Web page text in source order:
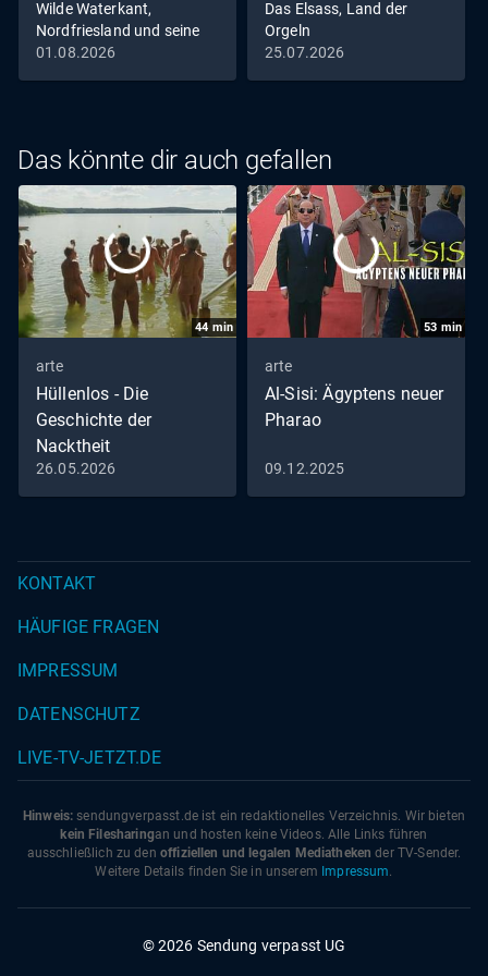
lassen wollen. Wird es der Experte schaffen, das fragile
Kleinod wieder funktionsfähig zu machen?
Wilde Waterkant,
Nordfriesland und seine
Gänse
01.08.2026
Das Elsass, Land der
Orgeln
25.07.2026
Das könnte dir auch gefallen
44min
arte
Hüllenlos - Die
Geschichte der
Nacktheit
26.05.2026
53 min
arte
Al-Sisi: Ägyptens neuer
Pharao
09.12.2025
KONTAKT
HÄUFIGE FRAGEN
IMPRESSUM
DATENSCHUTZ
LIVE-TV-JETZT.DE
Hinweis: sendungverpasst.de ist ein redaktionelles Verzeichnis. Wir bieten
kein Filesharingan und hosten keine Videos. Alle Links führen
ausschließlich zu den offiziellen und legalen Mediatheken der TV-Sender.
Weitere Details finden Sie in unserem Impressum.
© 2026 Sendung verpasst UG